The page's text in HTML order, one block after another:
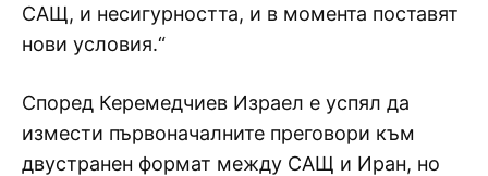
САЩ, и несигурността, и в момента поставят
нови условия.“
Според Керемедчиев Израел е успял да
измести първоначалните преговори към
двустранен формат между САЩ и Иран, но